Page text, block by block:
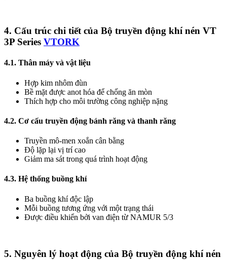
4. Cấu trúc chi tiết của Bộ truyền động khí nén VT
3P Series VTORK
4.1. Thân máy và vật liệu
Hợp kim nhôm đùn
Bề mặt được anot hóa để chống ăn mòn
Thích hợp cho môi trường công nghiệp nặng
4.2. Cơ cấu truyền động bánh răng và thanh răng
Truyền mô-men xoắn cân bằng
Độ lặp lại vị trí cao
Giảm ma sát trong quá trình hoạt động
4.3. Hệ thống buồng khí
Ba buồng khí độc lập
Mỗi buồng tương ứng với một trạng thái
Được điều khiển bởi van điện từ NAMUR 5/3
5. Nguyên lý hoạt động của Bộ truyền động khí nén